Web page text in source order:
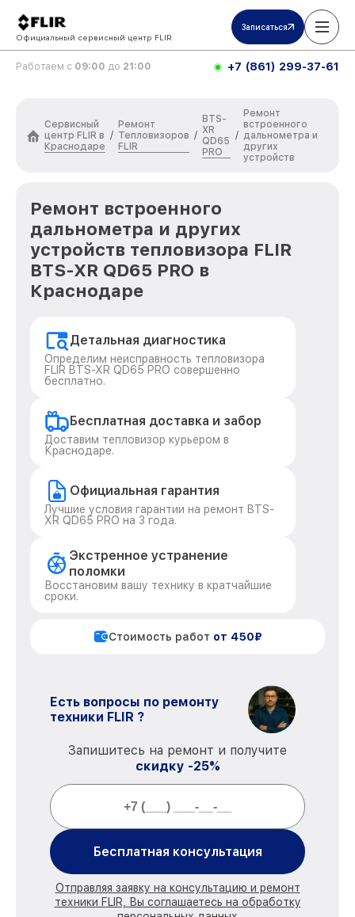
Официальный сервисный центр FLIR
Записаться
Работаем с 09:00 до 21:00 +7 (861) 299-37-61
Сервисный
центр FLIR в
Краснодаре
/
Ремонт
Тепловизоров
FLIR
/
BTS-
XR
QD65
PRO
/
Ремонт
встроенного
дальнометра и
других
устройств
Ремонт встроенного
дальнометра и других
устройств тепловизора FLIR
BTS-XR QD65 PRO в
Краснодаре
Детальная диагностика
Определим неисправность тепловизора
FLIR BTS-XR QD65 PRO совершенно
бесплатно.
Бесплатная доставка и забор
Доставим тепловизор курьером в
Краснодаре.
Официальная гарантия
Лучшие условия гарантии на ремонт BTS-
XR QD65 PRO на 3 года.
Экстренное устранение
поломки
Восстановим вашу технику в кратчайшие
сроки.
Стоимость работ от 450₽
Есть вопросы по ремонту
техники FLIR ?
Запишитесь на ремонт и получите
скидку -25%
Бесплатная консультация
Отправляя заявку на консультацию и ремонт
техники FLIR, Вы соглашаетесь на обработку